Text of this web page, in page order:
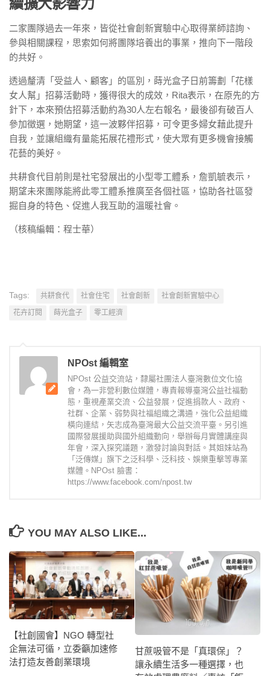
續擴大影響力
二家團隊過去一年來，皆從社會創新實驗中心取得業師諮詢、
參與相關課程，思索如何將團隊培養出的事業，推向下一階段
的共好。
透過釐清「受益人、顧客」的區別，蒔光盒子日前籌劃「花樣
女人幫」招募活動時，獲得很大的成效，Rita表示，在原先的方
針下，本來預估招募活動約為30人左右報名，最後卻有破百人
參加徵選，她期望，這一波夥伴招募，可令更多婦女藉此提升
自我，並讓組織有量能拓展花禮形式，使大眾有更多機會接觸
花藝的美好。
共耕食代目前則是社宅發展出的小型零工體系，詹凱毓表示，
期望未來團隊能將此零工體系推廣至各個社區，協助各社區發
掘自身的特色、促進人我互助的溫暖社會。
（核稿編輯：程士華）
Tags: 共耕食代 社會住宅 社會創新
社會創新實驗中心
花卉訂閱
蒔光盒子 零工經濟
NPOst 編輯室
NPOst 公益交流站，隸屬社團法人臺灣數位文化協
會，為一非營利數位媒體，專責報導臺灣公益社福動
態，重視產業交流、公益發展，促進捐款人、政府、
社群、企業、弱勢與社福組織之溝通，強化公益組織
橫向連結，矢志成為臺灣最大公益交流平臺。另引進
國際發展援助與國外組織動向，舉辦每月實體講座與
年會，深入探究議題，激發討論與對話。其姐妹站為
「泛傳媒」旗下之泛科學、泛科技、娛樂重擊等專業
媒體。NPOst 臉書：
https://www.facebook.com/npost.tw
YOU MAY ALSO LIKE...
【社創國會】NGO 轉型社
企無法可循，立委籲加速修
法打造友善創業環境
甘蔗吸管不是「真環保」？
讓永續生活多一種選擇，也